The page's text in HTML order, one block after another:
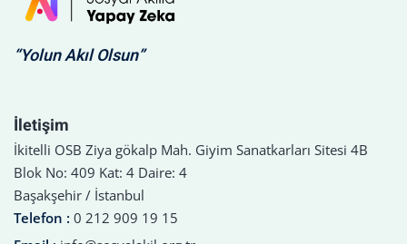
“Yolun Akıl Olsun”
İletişim
İkitelli OSB Ziya gökalp Mah. Giyim Sanatkarları Sitesi 4B
Blok No: 409 Kat: 4 Daire: 4
Başakşehir / İstanbul
Telefon : 0 212 909 19 15